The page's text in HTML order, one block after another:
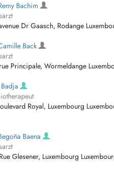
Bachim
Dr Gaasch, Rodange
Back
Principale, Wormeldange
Royal, Luxembourg
Baena
Glesener, Luxembourg